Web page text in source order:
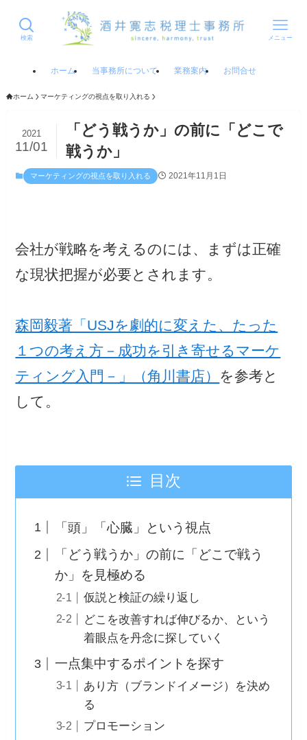
検索 メニュー
ホーム 当事務所について 業務案内 お問合せ
ホーム マーケティングの視点を取り入れる
「どう戦うか」の前に「どこで
戦うか」
2021
11/01
マーケティングの視点を取り入れる 2021年11月1日
会社が戦略を考えるのには、まずは正確
な現状把握が必要とされます。
森岡毅著「USJを劇的に変えた、たった
１つの考え方－成功を引き寄せるマーケ
ティング入門－」（角川書店） を参考と
して。
目次
「頭」「心臓」という視点
「どう戦うか」の前に「どこで戦う
か」を見極める
仮説と検証の繰り返し
どこを改善すれば伸びるか、という
着眼点を丹念に探していく
一点集中するポイントを探す
あり方（ブランドイメージ）を決め
る
プロモーション